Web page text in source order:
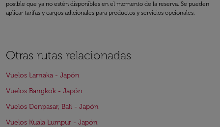
posible que ya no estén disponibles en el momento de la reserva. Se pueden
aplicar tarifas y cargos adicionales para productos y servicios opcionales.
Otras rutas relacionadas
Vuelos Larnaka - Japón
Vuelos Bangkok - Japón
Vuelos Denpasar, Bali - Japón
Vuelos Kuala Lumpur - Japón